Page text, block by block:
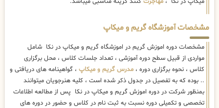
مشخصات آموزشگاه گریم و میکاپ
مشخصات دوره اموزش گریم در اموزشگاه گریم و میکاپ در نکا شامل
مواردی از قبیل سطح دوره آموزشی ، تعداد جلسات کلاس ، محل برگزاری
کلاس ، نحوه برگزاری دوره ، مدرس گریم و میکاپ ، گواهینامه های دریافتی و
.. بوده که به تفصیل در جدول ذکر شده است ، کلیه هنرجویان میتوانند
بمنظور شرکت در دوره اموزش گریم و میکاپ در نکا پس از مطالعه اطلاعات
تخصصی و تکمیلی دوره نسبت به ثبت نام در کلاس و حضور در دوره های